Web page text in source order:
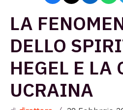
LA
DELLO
HEGEL E LA
UCRAINA